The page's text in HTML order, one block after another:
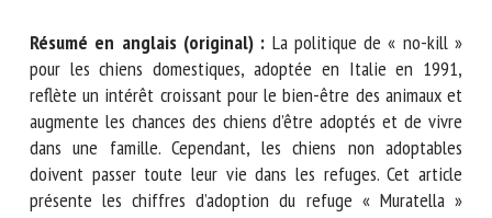
Résumé en anglais (original) :La politique de « no-kill »
pour les chiens domestiques, adoptée en Italie en 1991,
reflète un intérêt croissant pour le bien-être des animaux
et augmente les chances des chiens d’être adoptés et de
vivre dans une famille. Cependant, les chiens non
adoptables doivent passer toute leur vie dans les refuges.